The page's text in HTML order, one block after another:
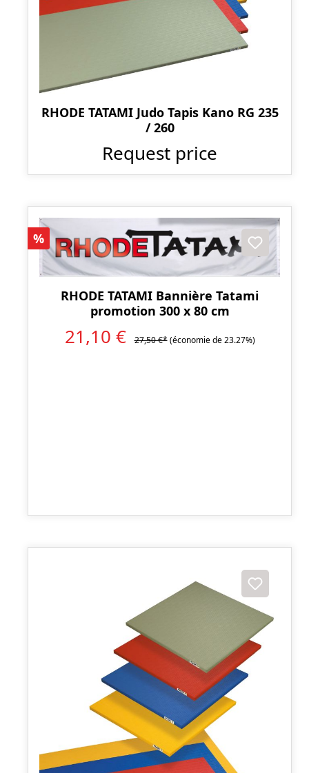
RHODE TATAMI Judo Tapis Kano RG 235
/ 260
Request price
Réduction
%
RHODE TATAMI Bannière Tatami
promotion 300 x 80 cm
21,10 € 27,50 €* (économie de 23.27%)